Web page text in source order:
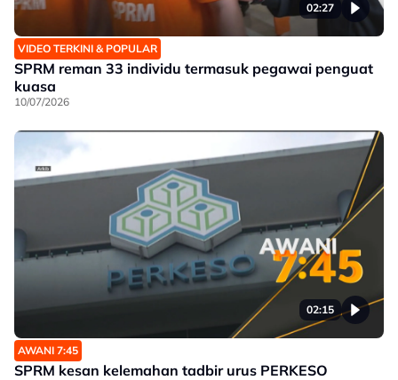
02:27
VIDEO TERKINI & POPULAR
SPRM reman 33 individu termasuk pegawai penguat
kuasa
10/07/2026
02:15
AWANI 7:45
SPRM kesan kelemahan tadbir urus PERKESO